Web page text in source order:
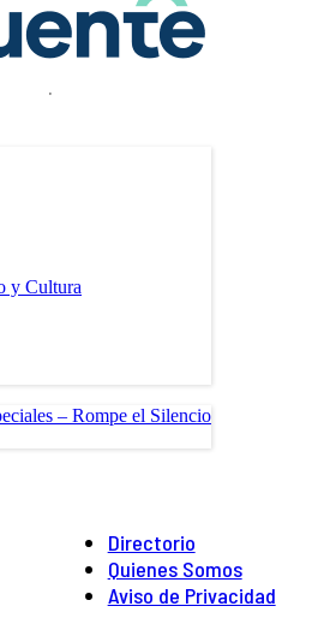
.
y Cultura
– Rompe el Silencio
Directorio
Quienes Somos
Aviso de Privacidad